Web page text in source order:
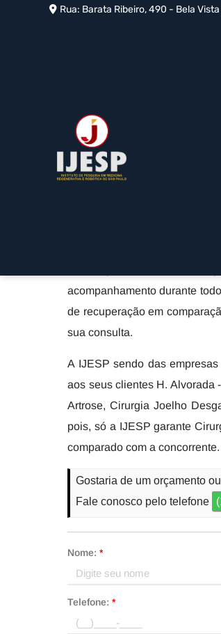
Rua: Barata Ribeiro, 490 - Bela
Cirurgia de
em Jardins - SP
A Cirurgia de Menisco por
fisioterapia. A IJESP é
acompanhamento durante
de recuperação em
sua consulta.
A IJESP sendo das
aos seus clientes H. Alvorada
Artrose, Cirurgia Joelho
pois, só a IJESP garante
comparado com a
Gostaria de um orçamento
Fale conosco pelo telefone
Nome:*
Telefone:*